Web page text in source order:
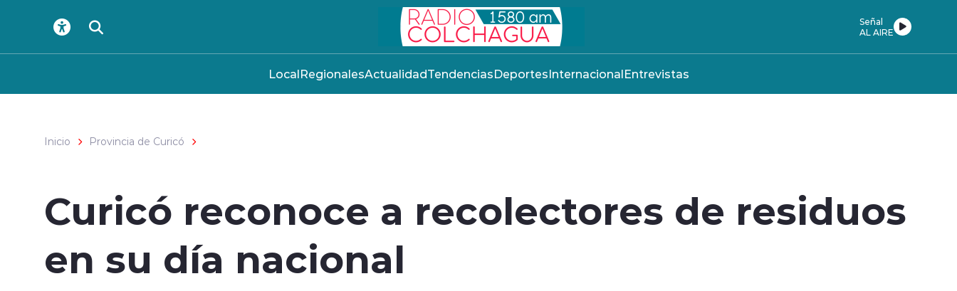
Señal
AL AIRE
LocalRegionalesActualidadTendenciasDeportesInternacionalEntrevistas
Inicio Provincia de Curicó
Curicó reconoce a recolectores de residuos
en su día nacional